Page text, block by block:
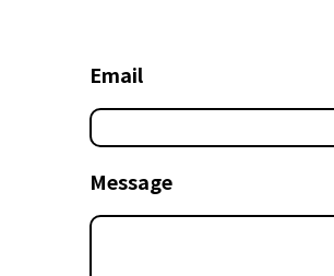
Email
Message